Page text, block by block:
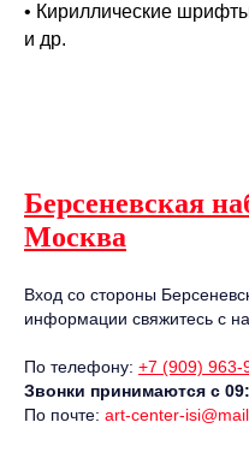
• Кириллические
и др.
Берсеневская
Москва
Вход со стороны
информации свяжитесь с
По телефону: +7 (909) 963-
Звонки принимаются с
По почте: art-center-